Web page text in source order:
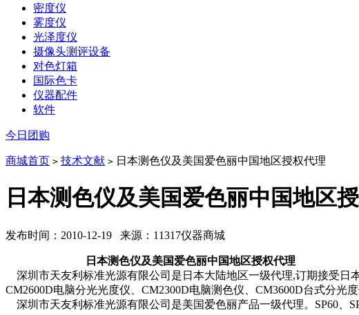
密度仪
雾度仪
光泽度仪
摄像头测评设备
对色灯箱
国际色卡
仪器配件
软件
今日团购
商城首页 > 技术文献 > 日本测色仪及美国爱色丽中国地区授权代理
日本测色仪及美国爱色丽中国地区
发布时间：2010-12-19 来源：11317仪器商城
日本测色仪及美国爱色丽中国地区授权代理
深圳市天友利标准光源有限公司是日本大陆地区一级代理,订期接受日
CM2600D电脑分光光度仪、CM2300D电脑测色仪、CM3600D台式分光度
深圳市天友利标准光源有限公司是美国爱色丽产品一级代理。SP60、